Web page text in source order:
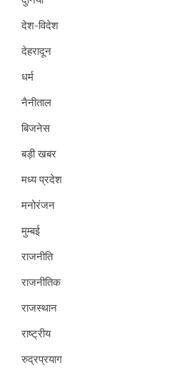
देश-विदेश
देहरादून
धर्म
नैनीताल
बिजनेस
बड़ी खबर
मध्य प्रदेश
मनोरंजन
मुम्बई
राजनीति
राजनीतिक
राजस्थान
राष्ट्रीय
रुद्रप्रयाग